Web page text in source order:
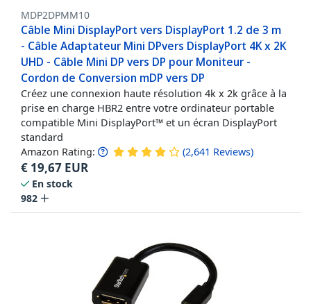
MDP2DPMM10
Câble Mini DisplayPort vers DisplayPort 1.2 de 3 m
- Câble Adaptateur Mini DPvers DisplayPort 4K x 2K
UHD - Câble Mini DP vers DP pour Moniteur -
Cordon de Conversion mDP vers DP
Créez une connexion haute résolution 4k x 2k grâce à la
prise en charge HBR2 entre votre ordinateur portable
compatible Mini DisplayPort™ et un écran DisplayPort
standard
Amazon Rating: (2,641 Reviews)
€ 19,67 EUR
En stock
982